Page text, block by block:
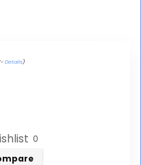
Details)
0